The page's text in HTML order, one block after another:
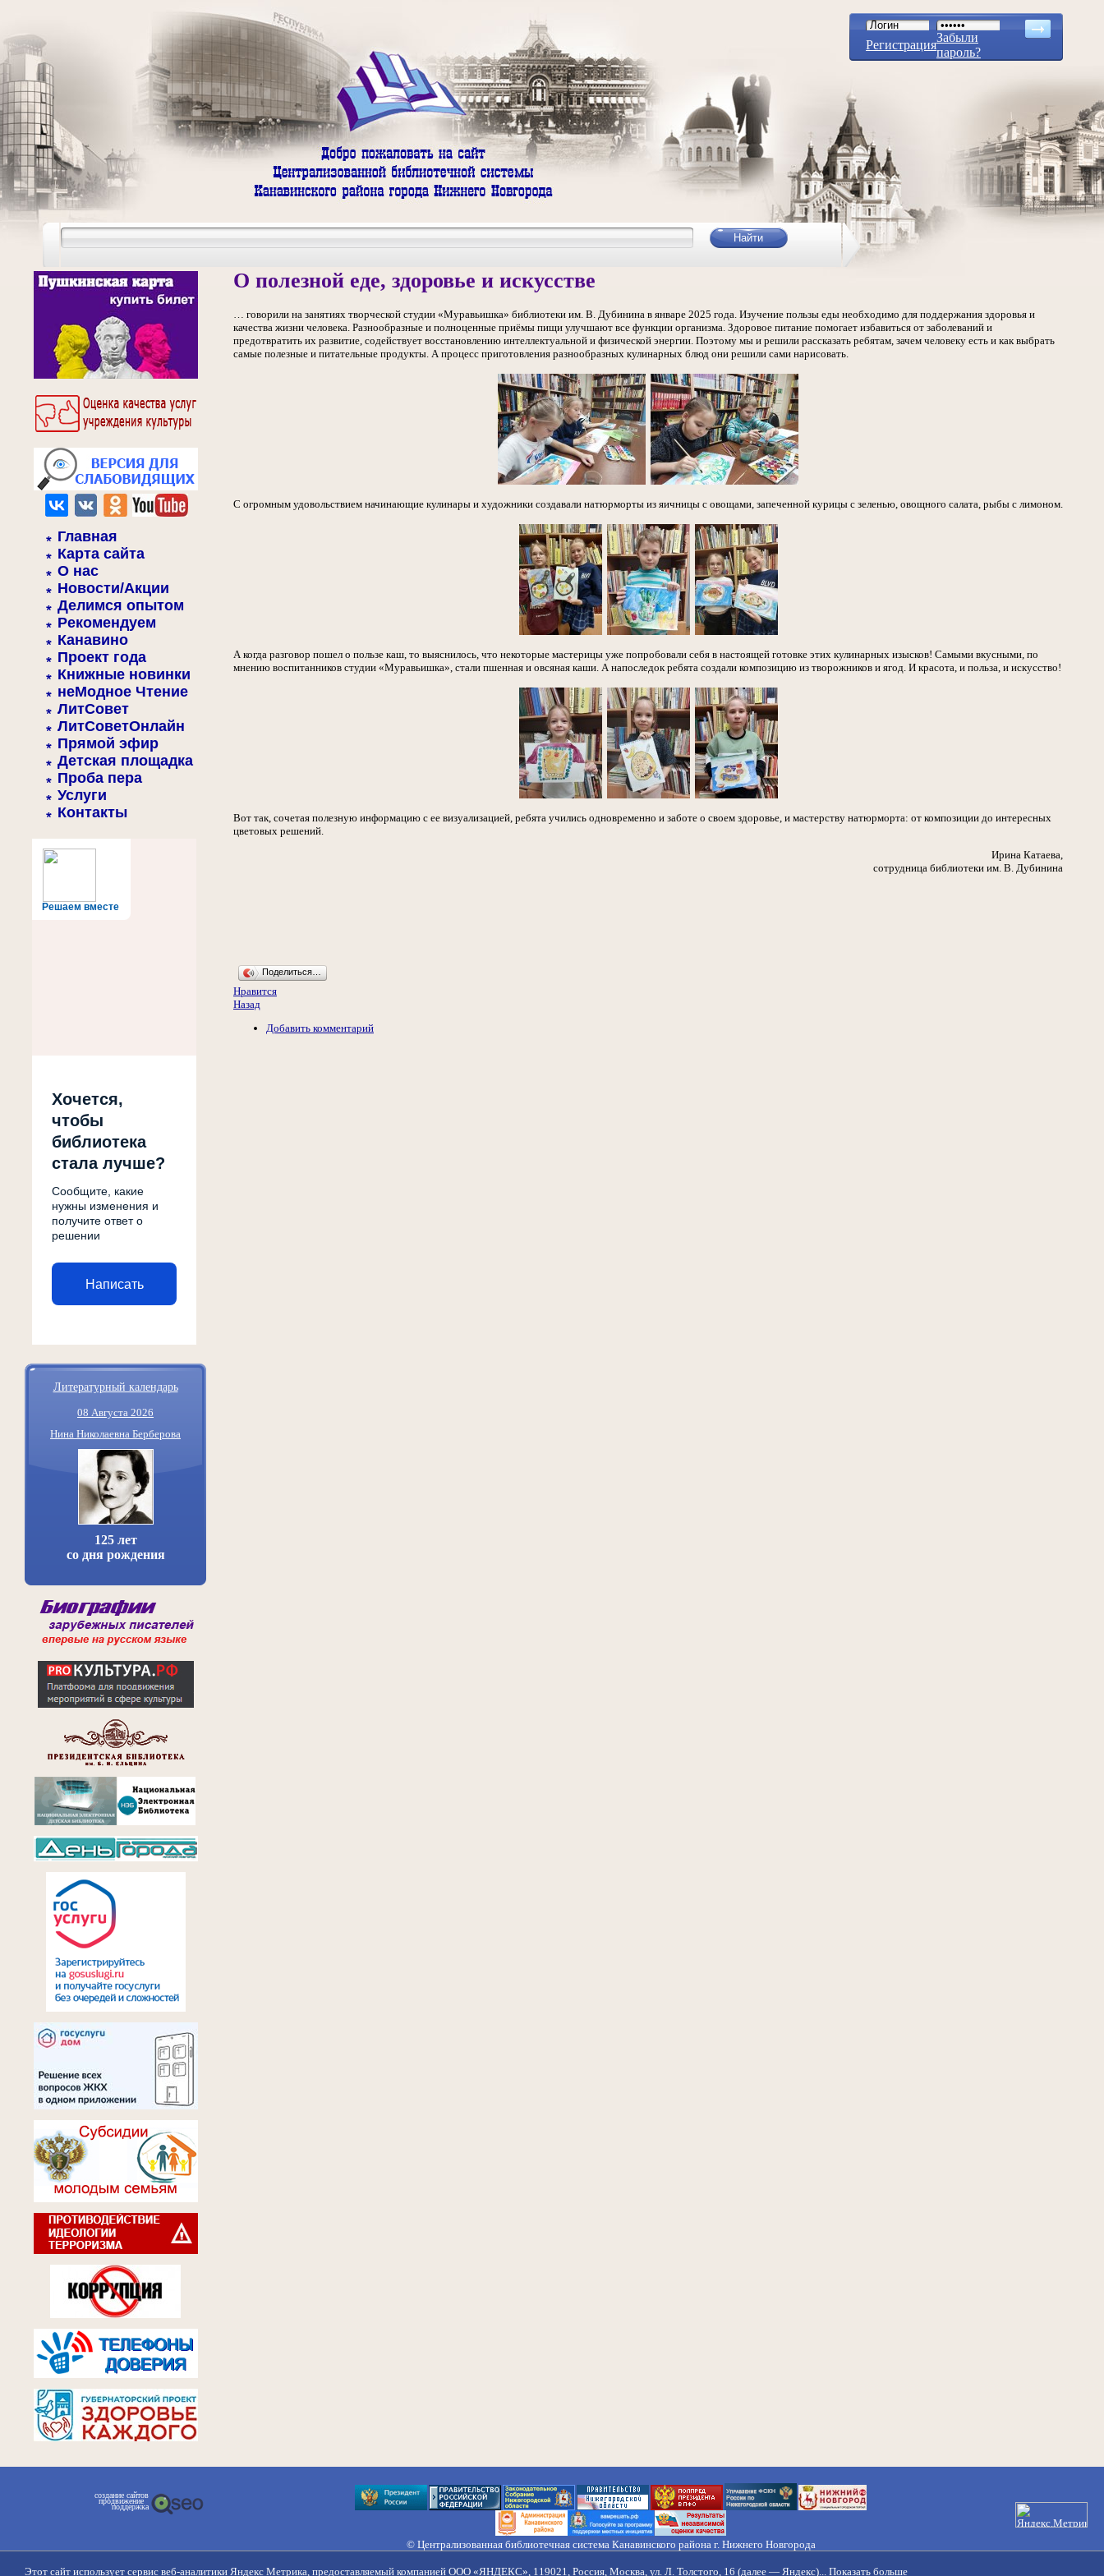
Регистрация
Забыли
пароль?
Главная
Карта сайта
О нас
Новости/Акции
Делимся опытом
Рекомендуем
Канавино
Проект года
Книжные новинки
неМодное Чтение
ЛитСовет
ЛитСоветОнлайн
Прямой эфир
Детская площадка
Проба пера
Услуги
Контакты
Решаем вместе
Хочется,
чтобы
библиотека
стала лучше?
Сообщите, какие
нужны изменения и
получите ответ о
решении
Написать
Литературный календарь
08 Августа 2026
Нина Николаевна Берберова
125 лет
со дня рождения
О полезной еде, здоровье и искусстве
… говорили на занятиях творческой студии «Муравьишка» библиотеки им. В. Дубинина в январе 2025 года. Изучение пользы еды необходимо для поддержания здоровья и
качества жизни человека. Разнообразные и полноценные приёмы пищи улучшают все функции организма. Здоровое питание помогает избавиться от заболеваний и
предотвратить их развитие, содействует восстановлению интеллектуальной и физической энергии. Поэтому мы и решили рассказать ребятам, зачем человеку есть и как выбрать
самые полезные и питательные продукты. А процесс приготовления разнообразных кулинарных блюд они решили сами нарисовать.
С огромным удовольствием начинающие кулинары и художники создавали натюрморты из яичницы с овощами, запеченной курицы с зеленью, овощного салата, рыбы с лимоном.
А когда разговор пошел о пользе каш, то выяснилось, что некоторые мастерицы уже попробовали себя в настоящей готовке этих кулинарных изысков! Самыми вкусными, по
мнению воспитанников студии «Муравьишка», стали пшенная и овсяная каши. А напоследок ребята создали композицию из творожников и ягод. И красота, и польза, и искусство!
Вот так, сочетая полезную информацию с ее визуализацией, ребята учились одновременно и заботе о своем здоровье, и мастерству натюрморта: от композиции до интересных
цветовых решений.
Ирина Катаева,
сотрудница библиотеки им. В. Дубинина
Поделиться…
Нравится
Назад
Добавить комментарий
создание сайтов
продвижение
поддержка
© Централизованная библиотечная система Канавинского района г. Нижнего Новгорода
Правила обработки персональных данных
Этот сайт использует сервис веб-аналитики Яндекс Метрика, предоставляемый компанией ООО «ЯНДЕКС», 119021, Россия, Москва, ул. Л. Толстого, 16 (далее — Яндекс)... Показать больше